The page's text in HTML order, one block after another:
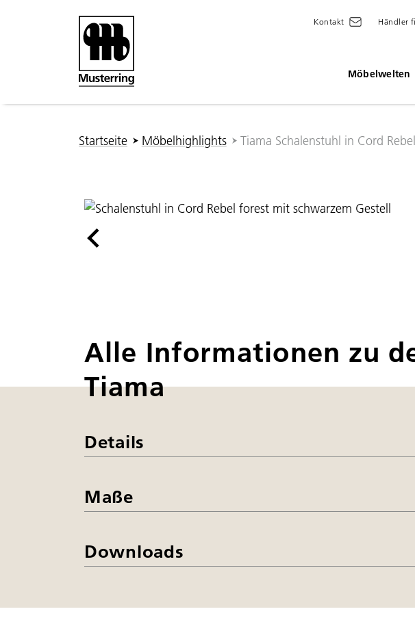
Kontakt Händler
Möbelwelten
Sie sind hier:
Startseite Möbelhighlights Tiama Schalenstuhl in Cord
Alle Informationen zu
Tiama
Details
Maße
Downloads